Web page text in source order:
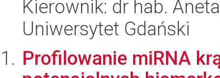
Kierownik: dr hab.
Uniwersytet Gdański
Profilowanie miRNA